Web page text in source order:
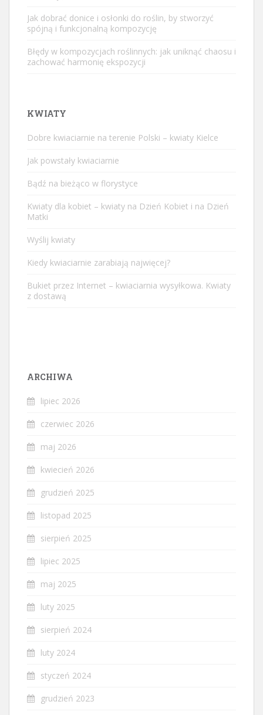
Jak dobrać donice i osłonki do roślin, by stworzyć
spójną i funkcjonalną kompozycję
Błędy w kompozycjach roślinnych: jak uniknąć chaosu i
zachować harmonię ekspozycji
KWIATY
Dobre kwiaciarnie na terenie Polski – kwiaty Kielce
Jak powstały kwiaciarnie
Bądź na bieżąco w florystyce
Kwiaty dla kobiet – kwiaty na Dzień Kobiet i na Dzień
Matki
Wyślij kwiaty
Kiedy kwiaciarnie zarabiają najwięcej?
Bukiet przez Internet – kwiaciarnia wysyłkowa. Kwiaty
z dostawą
ARCHIWA
lipiec 2026
czerwiec 2026
maj 2026
kwiecień 2026
grudzień 2025
listopad 2025
sierpień 2025
lipiec 2025
maj 2025
luty 2025
sierpień 2024
luty 2024
styczeń 2024
grudzień 2023